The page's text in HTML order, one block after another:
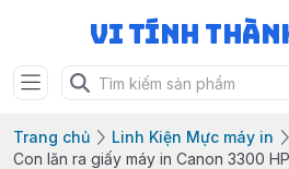
Vi Tính
Trang chủ Linh Kiện Mực máy in
Con lăn ra giấy máy in Canon 3300